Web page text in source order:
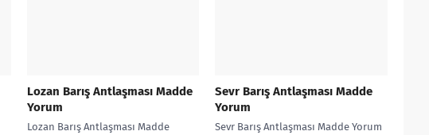
Lozan Barış Antlaşması Madde
Yorum
Lozan Barış Antlaşması Madde
Sevr Barış Antlaşması Madde
Yorum
Sevr Barış Antlaşması Madde Yorum